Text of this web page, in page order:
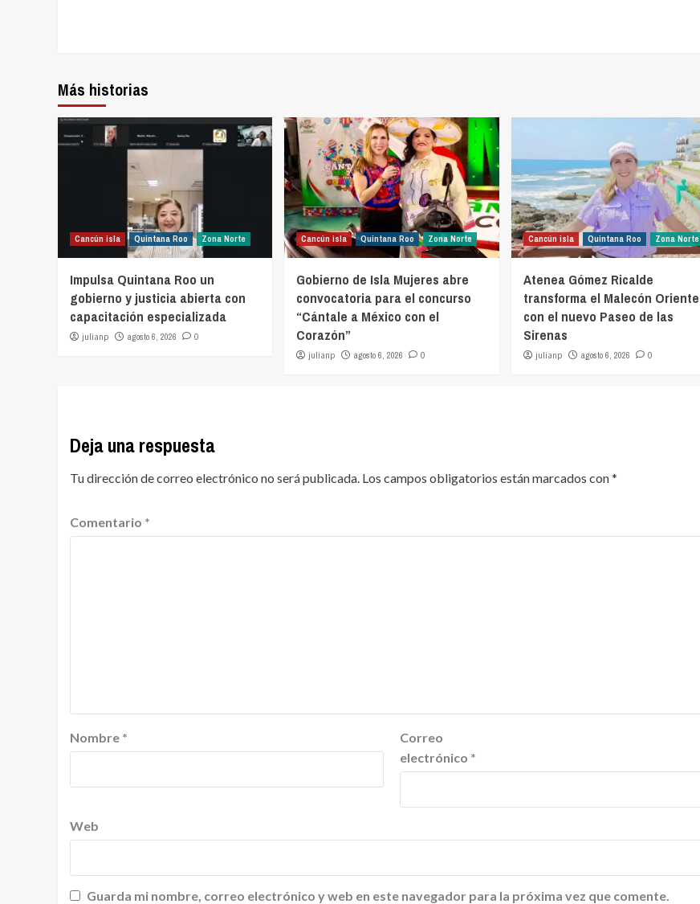
Más historias
Cancún isla Quintana Roo Zona Norte
Impulsa Quintana Roo un
gobierno y justicia abierta con
capacitación especializada
julianp agosto 6, 2026 0
Cancún isla Quintana Roo Zona Norte
Gobierno de Isla Mujeres abre
convocatoria para el concurso
“Cántale a México con el
Corazón”
julianp agosto 6, 2026 0
Cancún isla Quintana Roo Zona Norte
Atenea Gómez Ricalde
transforma el Malecón Oriente
con el nuevo Paseo de las
Sirenas
julianp agosto 6, 2026 0
Deja una respuesta
Tu dirección de correo electrónico no será publicada. Los campos obligatorios están marcados con*
Comentario *
Nombre *
Correo
electrónico *
Web
Guarda mi nombre, correo electrónico y web en este navegador para la próxima vez que comente.